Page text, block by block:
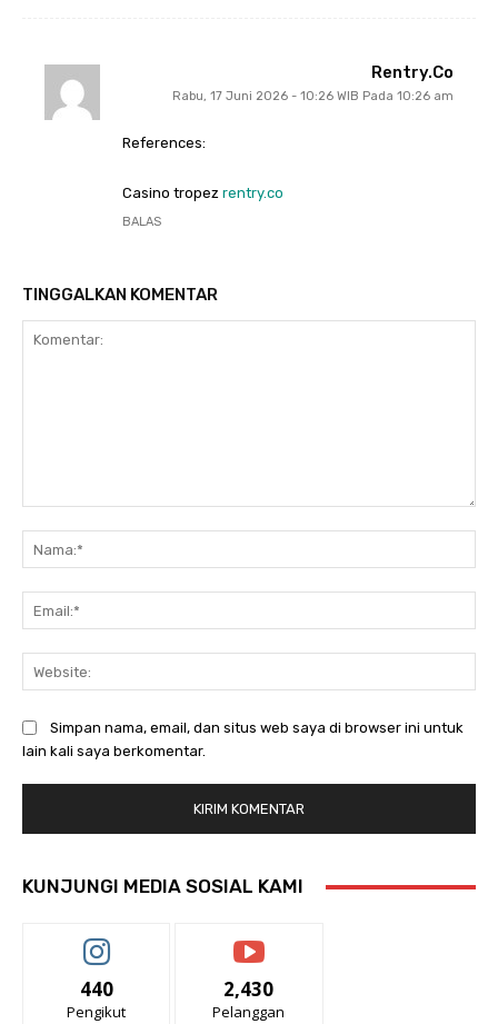
Rentry.co
Rabu, 17 Juni 2026 - 10:26 WIB Pada 10:26 am
References:
Casino tropez rentry.co
BALAS
TINGGALKAN KOMENTAR
Simpan nama, email, dan situs web saya di browser ini untuk
lain kali saya berkomentar.
KUNJUNGI MEDIA SOSIAL KAMI
440
Pengikut
2,430
Pelanggan